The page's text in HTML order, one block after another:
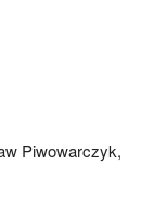
Piwowarczyk,